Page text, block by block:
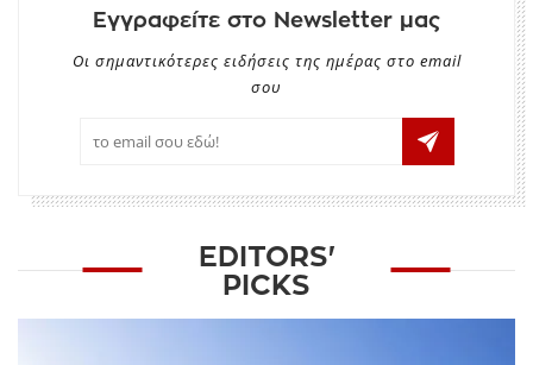
Εγγραφείτε στο Newsletter μας
Οι σημαντικότερες ειδήσεις της ημέρας στο email
σου
EDITORS'
PICKS